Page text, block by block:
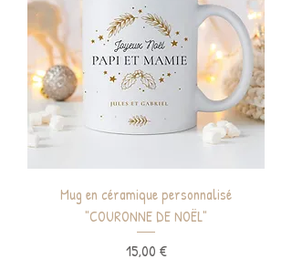
Mug en céramique personnalisé
"COURONNE DE NOËL"
Prix
15,00 €